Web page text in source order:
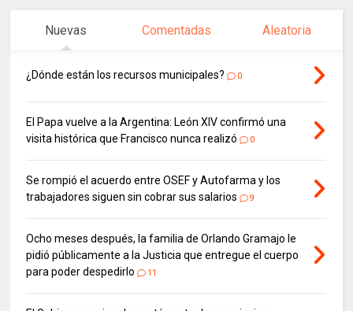
Nuevas Comentadas Aleatoria
¿Dónde están los recursos municipales? 0
El Papa vuelve a la Argentina: León XIV confirmó una
visita histórica que Francisco nunca realizó
0
Se rompió el acuerdo entre OSEF y Autofarma y los
trabajadores siguen sin cobrar sus salarios
9
Ocho meses después, la familia de Orlando Gramajo le
pidió públicamente a la Justicia que entregue el cuerpo
para poder despedirlo
11